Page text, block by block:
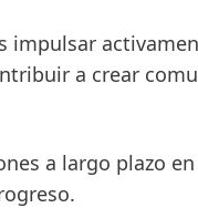
impulsar
a crear
a largo plazo